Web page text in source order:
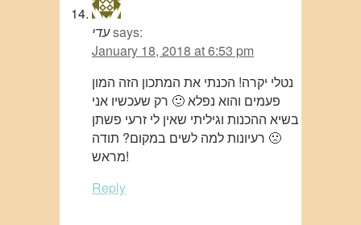
עדיsays:
January 18, 2018 at 6:53 pm
נטלי יקרה! הכנתי את המתכון הזה המון
פעמים והוא נפלא 🙂 רק שעכשיו אני
בשיא ההכנות וגיליתי שאין לי זרעי פשתן
🙁 רעיונות למה לשים במקום? תודה
מראש!
Reply